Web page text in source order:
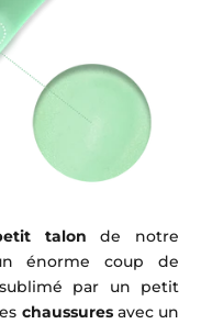
talon de notre
énorme coup de
par un petit
chaussuresavec un